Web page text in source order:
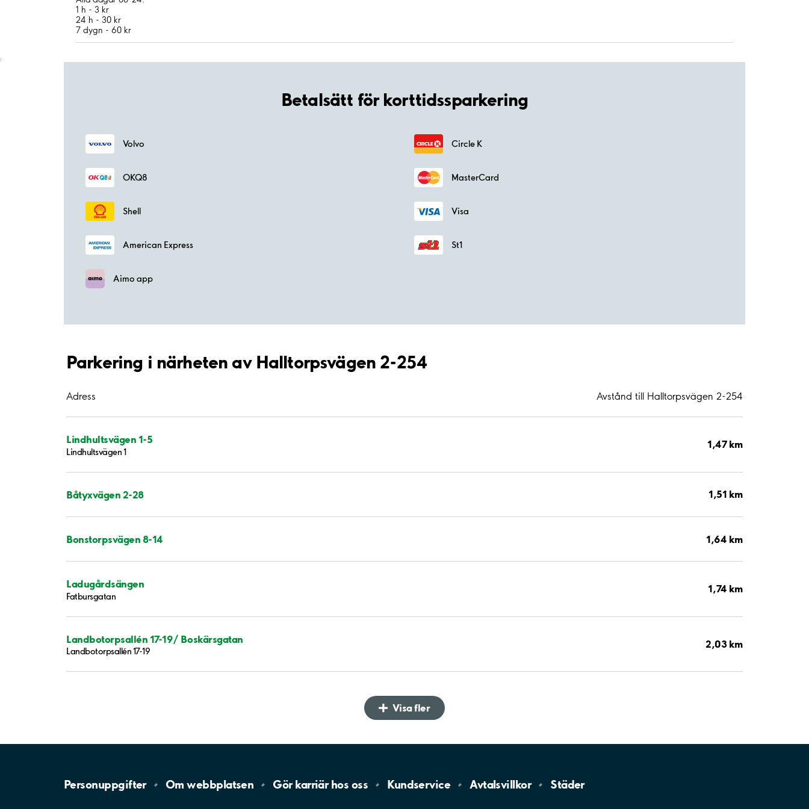
1 h - 3 kr
24 h - 30 kr
7 dygn - 60 kr
;
Betalsätt för korttidssparkering
Volvo Circle K
OKQ8 MasterCard
Shell Visa
American Express St1
Aimo app
Parkering i närheten av Halltorpsvägen 2-254
Adress Avstånd till Halltorpsvägen 2-254
Lindhultsvägen 1-5
Lindhultsvägen 1
1,47 km
Båtyxvägen 2-28 1,51 km
Bonstorpsvägen 8-14 1,64 km
Ladugårdsängen
Fatbursgatan
1,74 km
Landbotorpsallén 17-19/ Boskärsgatan
Landbotorpsallén 17-19
2,03 km
Visa fler
Personuppgifter Omwebbplatsen Gör karriär hos oss Kundservice Avtalsvillkor Städer